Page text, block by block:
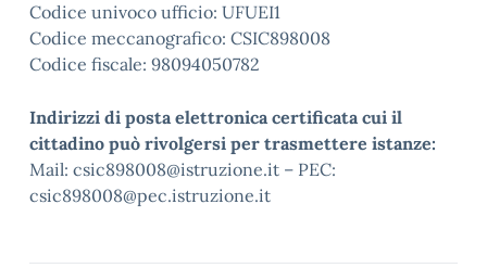
Codice univoco ufficio: UFUEI1
Codice meccanografico: CSIC898008
Codice fiscale: 98094050782
Indirizzi di posta elettronica certificata cui il
cittadino può rivolgersi per trasmettere istanze:
Mail: csic898008@istruzione.it – PEC:
csic898008@pec.istruzione.it